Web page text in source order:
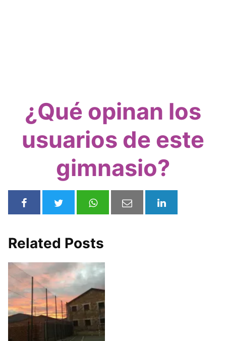
¿Qué opinan los
usuarios de este
gimnasio?
Related Posts